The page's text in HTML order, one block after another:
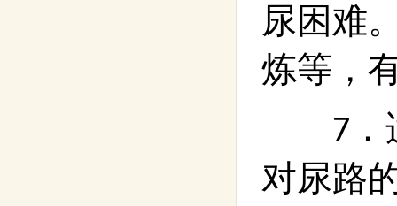
尿困难
炼等，
7
对尿路